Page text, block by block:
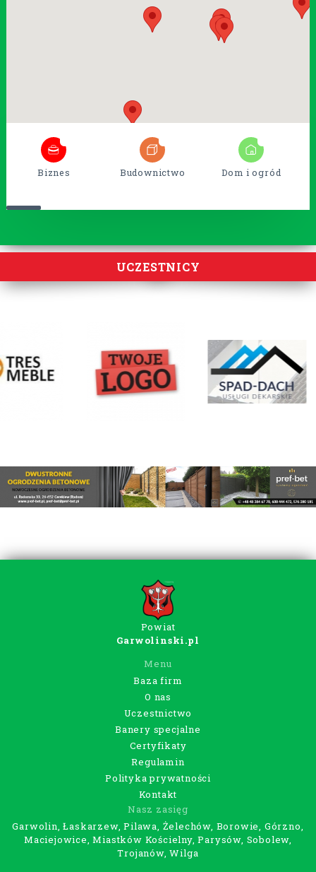
Biznes Budownictwo Dom i ogród
UCZESTNICY
Powiat
Garwolinski.pl
Menu
Baza firm
O nas
Uczestnictwo
Banery specjalne
Certyfikaty
Regulamin
Polityka prywatności
Kontakt
Nasz zasięg
Garwolin, Łaskarzew, Pilawa, Żelechów, Borowie, Górzno,
Maciejowice, Miastków Kościelny, Parysów, Sobolew,
Trojanów, Wilga